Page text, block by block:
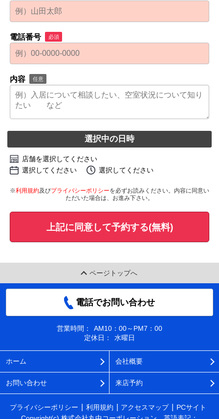
電話番号 必須
内容 任意
選択中の日時
店舗を選択してください
選択してください
選択してください
※利用規約及びプライバシーポリシーを必ずお読みください。内容に同意い
ただいた場合は、お進み下さい。
上記に同意して予約する(無料)
ページトップへ
電話でお問い合わせ
営業時間：
AM10：00～PM7：00
定休日：
水曜日
ホーム 会社概要
お問い合わせ 来店予約
プライバシーポリシー 利用規約 アクセスマップ
PCサイト